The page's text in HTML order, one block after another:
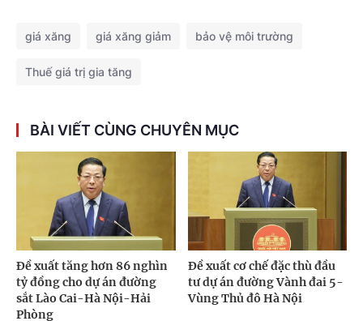
giá xăng giá xăng giảm bảo vệ môi trường
Thuế giá trị gia tăng
BÀI VIẾT CÙNG CHUYÊN MỤC
Đề xuất tăng hơn 86 nghìn
tỷ đồng cho dự án đường
sắt Lào Cai-Hà Nội-Hải
Phòng
Đề xuất cơ chế đặc thù đầu
tư dự án đường Vành đai 5-
Vùng Thủ đô Hà Nội